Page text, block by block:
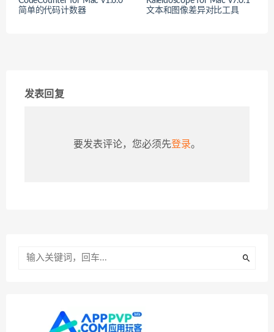
简单的代码计数器
文本和图像差异对比工具
发表回复
要发表评论，您必须先登录。